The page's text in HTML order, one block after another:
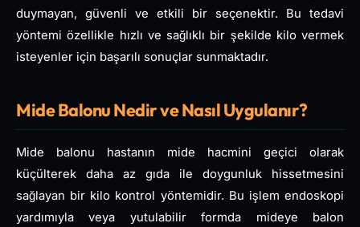
duymayan, güvenli ve etkili bir seçenektir. Bu tedavi
yöntemi özellikle hızlı ve sağlıklı bir şekilde kilo vermek
isteyenler için başarılı sonuçlar sunmaktadır.
Mide Balonu Nedir ve Nasıl Uygulanır?
Mide balonu hastanın mide hacmini geçici olarak
küçülterek daha az gıda ile doygunluk hissetmesini
sağlayan bir kilo kontrol yöntemidir. Bu işlem endoskopi
yardımıyla veya yutulabilir formda mideye balon